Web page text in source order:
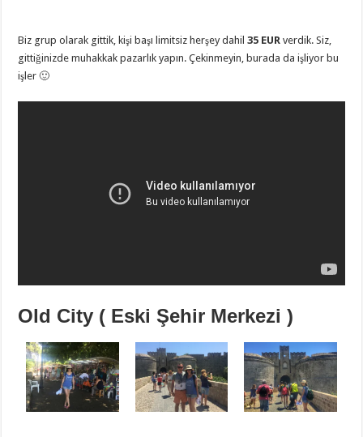
Biz grup olarak gittik, kişi başı limitsiz herşey dahil35 EUR verdik. Siz,
gittiğinizde muhakkak pazarlık yapın. Çekinmeyin, burada da işliyor bu
işler 🙂
Old City ( Eski Şehir Merkezi )